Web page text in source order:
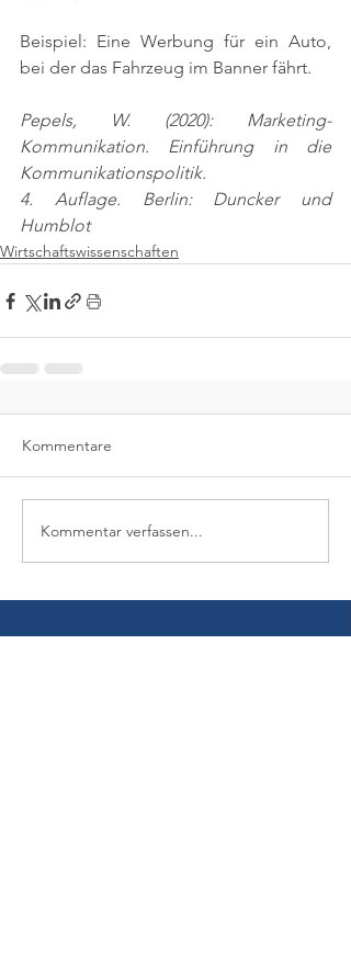
Beispiel: Eine Werbung für ein Auto,
bei der das Fahrzeug im Banner fährt.
Pepels, W. (2020): Marketing-
Kommunikation. Einführung in die
Kommunikationspolitik.
4. Auflage. Berlin: Duncker und
Humblot
Wirtschaftswissenschaften
Kommentare
Kommentar verfassen...